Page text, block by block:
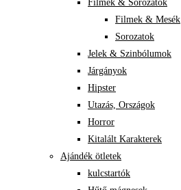
Filmek & Sorozatok
Filmek & Mesék
Sorozatok
Jelek & Szinbólumok
Járgányok
Hipster
Utazás, Országok
Horror
Kitalált Karakterek
Ajándék ötletek
kulcstartók